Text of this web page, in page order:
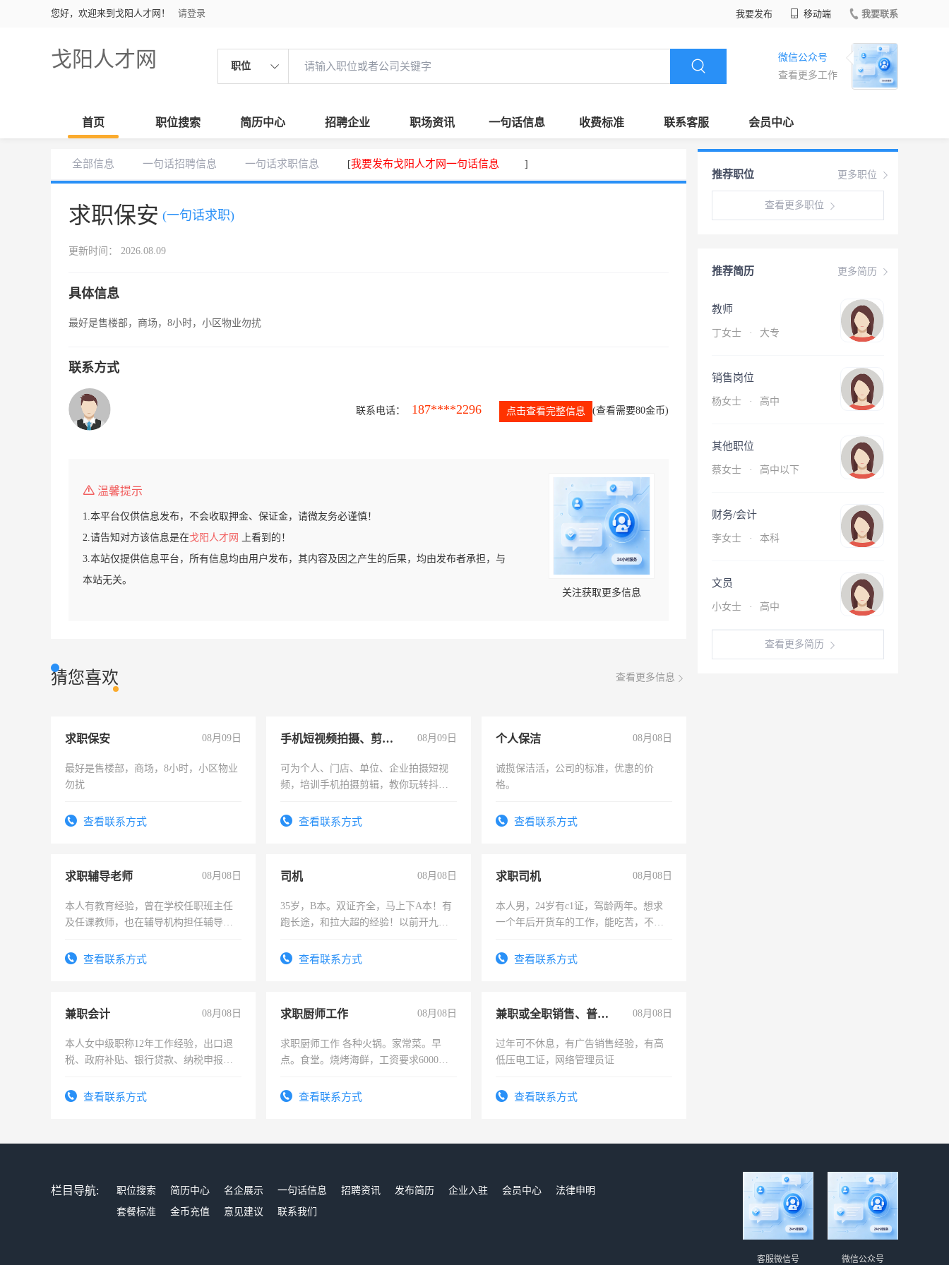
您好，欢迎来到戈阳人才网！ 请登录 我要发布 移动端 我要联系
戈阳人才网 职位
微信公众号
查看更多工作
首页 职位搜索 简历中心 招聘企业 职场资讯 一句话信息 收费标准 联系客服 会员中心
全部信息 一句话招聘信息 一句话求职信息 [我要发布戈阳人才网一句话信息 ]
求职保安 (一句话求职)
更新时间： 2026.08.09
具体信息
最好是售楼部，商场，8小时，小区物业勿扰
联系方式
联系电话： 187****2296 点击查看完整信息 (查看需要80金币)
温馨提示
1.本平台仅供信息发布，不会收取押金、保证金，请微友务必谨慎！
2.请告知对方该信息是在戈阳人才网
上看到的！
3.本站仅提供信息平台，所有信息均由用户发布，其内容及因之产生的后果，均由发布者承担，与
本站无关。
关注获取更多信息
猜您喜欢 查看更多信息
求职保安 08月09日
最好是售楼部，商场，8小时，小区物业
勿扰
查看联系方式
手机短视频拍摄、剪辑、抖音快手 08月09日
可为个人、门店、单位、企业拍摄短视
频，培训手机拍摄剪辑，教你玩转抖音
频，培训手机拍摄剪辑，教你玩转抖
查看联系方式
个人保洁 08月08日
诚揽保洁活，公司的标准，优惠的价
格。
查看联系方式
求职辅导老师 08月08日
本人有教育经验，曾在学校任职班主任
及任课教师，也在辅导机构担任辅导教
查看联系方式
司机 08月08日
35岁，B本。双证齐全，马上下A本！有
跑长途，和拉大超的经验！以前开九米
查看联系方式
求职司机 08月08日
本人男，24岁有c1证，驾龄两年。想求
一个年后开货车的工作，能吃苦，不怕
查看联系方式
兼职会计 08月08日
本人女中级职称12年工作经验，出口退
税、政府补贴、银行贷款、纳税申报、
务，财务咨询等业务。欲求兼职会计工
查看联系方式
求职厨师工作 08月08日
求职厨师工作 各种火锅。家常菜。早
点。食堂。烧烤海鲜，工资要求6000以
查看联系方式
兼职或全职销售、普工、维修 08月08日
过年可不休息，有广告销售经验，有高
低压电工证，网络管理员证
查看联系方式
更多职位
推荐职位
查看更多职位
更多简历
推荐简历
教师
丁女士 · 大专
销售岗位
杨女士 · 高中
其他职位
蔡女士 · 高中以下
财务/会计
李女士 · 本科
文员
小女士 · 高中
查看更多简历
栏目导航: 职位搜索 简历中心 名企展示 一句话信息 招聘资讯 发布简历 企业入驻 会员中心
法律申明
套餐标准
金币充值 意见建议 联系我们
微信公众号
客服微信号